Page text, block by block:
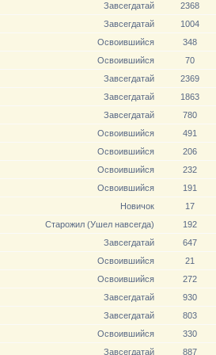
Завсегдатай
2368
Завсегдатай
1004
Освоившийся
348
Освоившийся
70
Завсегдатай
2369
Завсегдатай
1863
Завсегдатай
780
Освоившийся
491
Освоившийся
206
Освоившийся
232
Освоившийся
191
Новичoк
17
Старожил (Ушел навсегда)
192
Завсегдатай
647
Освоившийся
21
Освоившийся
272
Завсегдатай
930
Завсегдатай
803
Освоившийся
330
Завсегдатай
887